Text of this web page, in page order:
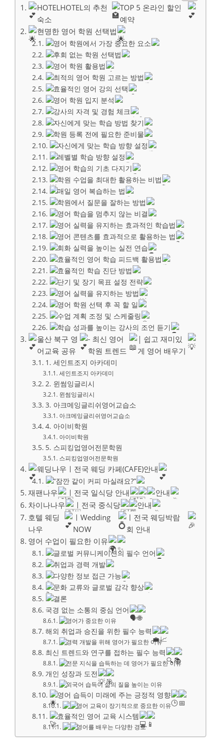
HOTELHOTEL의 추천
숙소
TOP 5 온라인 할인
예약
현명한 영어 학원 선택법
영어 학원에서 가장 중요한 요소
후회 없는 학원 선택법
영어 학원 활용법
최적의 영어 학원 고르는 방법
효율적인 영어 강의 선택
영어 학원 입지 분석
강사의 자격 및 경험 체크
자신에게 맞는 학습 방법 찾기
학원 등록 전에 필요한 준비물
자신에게 맞는 학습 방향 설정
레벨별 학습 방향 설정
영어 학습의 기초 다지기
학원 수업을 최대한 활용하는 비법
매일 영어 복습하는 법
학원에서 질문을 잘하는 방법
영어 학습을 멈추지 않는 비결
영어 실력을 유지하는 효과적인 학습법
영어 콘텐츠를 효과적으로 활용하는 법
회화 실력을 높이는 실전 연습
효율적인 영어 학습 피드백 활용법
효율적인 학습 진단 방법
단기 및 장기 목표 설정 전략
영어 실력을 유지하는 방법
영어 학원 선택 후 꼭 할 일
수업 계획 조정 및 스케줄링
학습 성과를 높이는 강사의 조언 듣기
울산 북구 영
어교육 공유
- 최신 영어
학원 트렌드
| 쉽고 재미있
게 영어 배우기
1. 세인트조지 아카데미
세인트조지 아카데미
2. 윈썸잉글리시
윈썸잉글리시
3. 아크메잉글리쉬영어교습소
아크메잉글리쉬영어교습소
4. 아이비학원
아이비학원
5. 스피킹업영어전문학원
스피킹업영어전문학원
웨딩나우ㅣ전국 웨딩 카페(CAFE)안내
“잠깐 같이 커피 마실래요?”
재팬나우 ㅣ전국 일식당 안내
안내
차이나나우
ㅣ전국 중식당
안내
호텔 웨딩
나우
ㅣWedding
NOW
ㅣ전국 웨딩박람
회 안내
영어 수업이 필요한 이유
글로벌 커뮤니케이션의 필수 언어
취업과 경력 개발
다양한 정보 접근 가능
문화 교류와 글로벌 감각 향상
결론
국경 없는 소통의 중심 언어
영어가 중요한 이유
해외 취업과 승진을 위한 필수 능력
경력 개발을 위해 영어가 필요한 이유
최신 트렌드와 연구를 접하는 필수 능력
전문 지식을 습득하는 데 영어가 필요한 이유
개인 성장과 도전
외국어 습득이 삶의 질을 높이는 이유
영어 습득이 미래에 주는 긍정적 영향
영어 교육이 장기적으로 중요한 이유
효율적인 영어 교육 시스템
영어를 배우는 다양한 경로